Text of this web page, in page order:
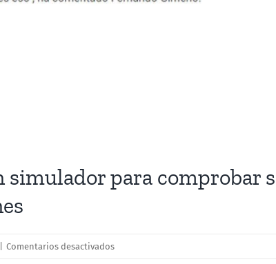
simulador para comprobar
Comentarios desactivadosen